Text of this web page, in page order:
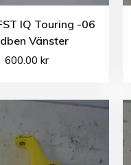
IQ Touring -06
Vänster
600.00 kr